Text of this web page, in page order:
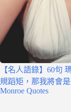
【名人語錄】60句
規蹈矩，那我將會
Monroe Quotes